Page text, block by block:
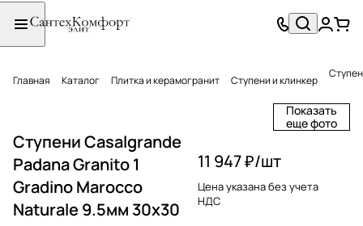
Главная Каталог Плитка и керамогранит Ступени и клинкер
Показать
еще фото
Ступени Casalgrande
Padana Granito 1
Gradino Marocco
Naturale 9.5мм 30х30
11 947 ₽/шт
Цена указана без учета
НДС